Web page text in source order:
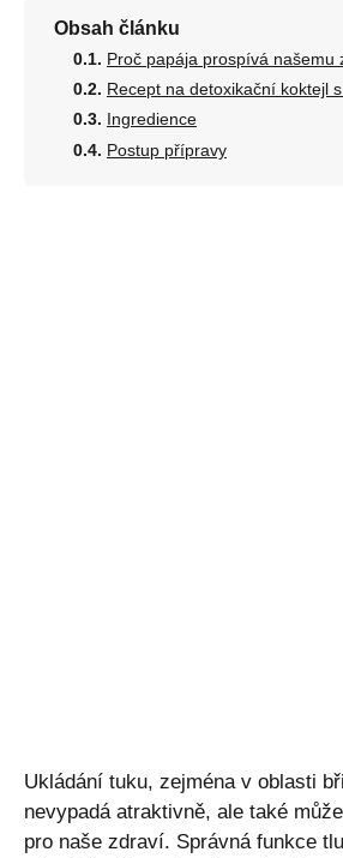
Obsah článku
Proč papája prospívá našemu
Recept na detoxikační koktejl
Ingredience
Postup přípravy
Ukládání tuku, zejména v oblasti
nevypadá atraktivně, ale také
pro naše zdraví. Správná funkce